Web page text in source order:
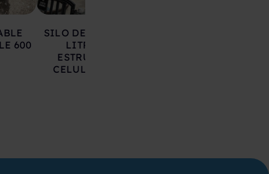
600
SILO DE HIERRO 17.000
LITROS SOBRE
ESTRUCTURA CON
CELULAS DE CARGA